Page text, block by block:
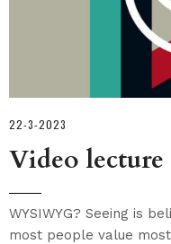
22-3-2023
Video lecture
WYSIWYG? Seeing is
most people value